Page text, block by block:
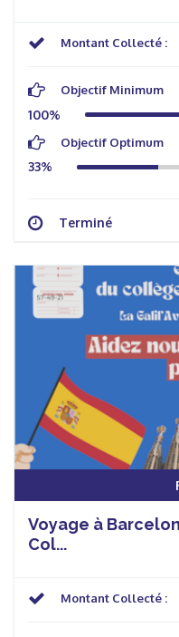
Montant Collecté :
Objectif Minimum
100%
Objectif Optimum
33%
Terminé
Voyage à
Col...
Montant Collecté :